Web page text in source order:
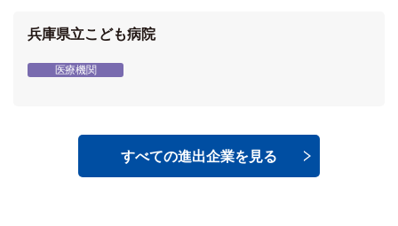
兵庫県立こども病院
医療機関
すべての進出企業を見る